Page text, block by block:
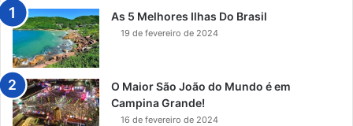
As 5 Melhores Ilhas Do Brasil
19 de fevereiro de 2024
O Maior São João do Mundo é em
Campina Grande!
16 de fevereiro de 2024